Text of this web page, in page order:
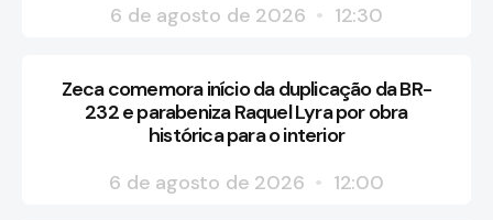
6 de agosto de 2026
12:30
Zeca comemora início da duplicação da BR-
232 e parabeniza Raquel Lyra por obra
histórica para o interior
6 de agosto de 2026
12:00